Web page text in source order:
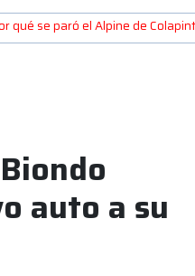
qué se paró el Alpine de
auto a su